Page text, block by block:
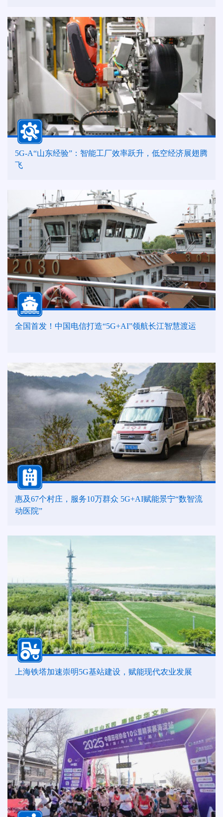
5G-A“山东经验”：智能工厂效率跃升，低空经济展翅腾
飞
全国首发！中国电信打造“5G+AI”领航长江智慧渡运
惠及67个村庄，服务10万群众 5G+AI赋能景宁“数智流
动医院”
上海铁塔加速崇明5G基站建设，赋能现代农业发展